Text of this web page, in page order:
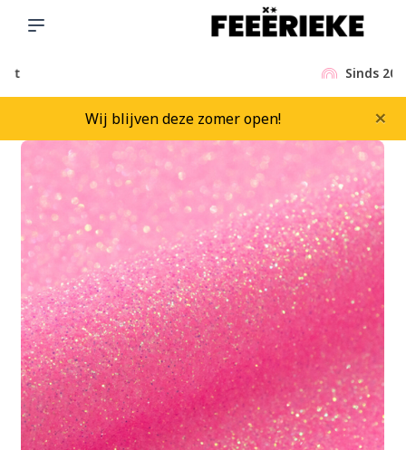
Wij blijven deze zomer open! ×